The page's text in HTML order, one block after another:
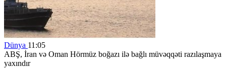
Dünya 11:05
ABŞ, İran və Oman Hörmüz boğazı ilə bağlı müvəqqəti razılaşmaya
yaxındır